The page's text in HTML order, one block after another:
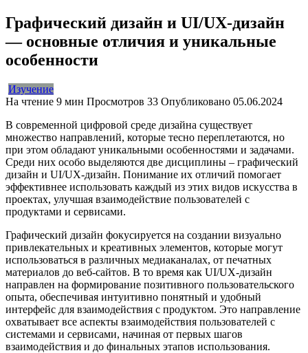
Графический дизайн и UI/UX-дизайн
— основные отличия и уникальные
особенности
Изучение
На чтение 9 мин Просмотров 33 Опубликовано 05.06.2024
В современной цифровой среде дизайна существует
множество направлений, которые тесно переплетаются, но
при этом обладают уникальными особенностями и задачами.
Среди них особо выделяются две дисциплины – графический
дизайн и UI/UX-дизайн. Понимание их отличий помогает
эффективнее использовать каждый из этих видов искусства в
проектах, улучшая взаимодействие пользователей с
продуктами и сервисами.
Графический дизайн фокусируется на создании визуально
привлекательных и креативных элементов, которые могут
использоваться в различных медиаканалах, от печатных
материалов до веб-сайтов. В то время как UI/UX-дизайн
направлен на формирование позитивного пользовательского
опыта, обеспечивая интуитивно понятный и удобный
интерфейс для взаимодействия с продуктом. Это направление
охватывает все аспекты взаимодействия пользователей с
системами и сервисами, начиная от первых шагов
взаимодействия и до финальных этапов использования.